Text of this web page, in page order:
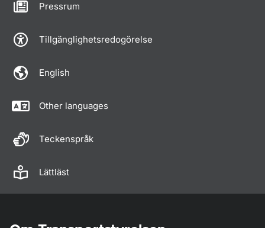
Pressrum
Tillgänglighetsredogörelse
English
Other languages
Teckenspråk
Lättläst